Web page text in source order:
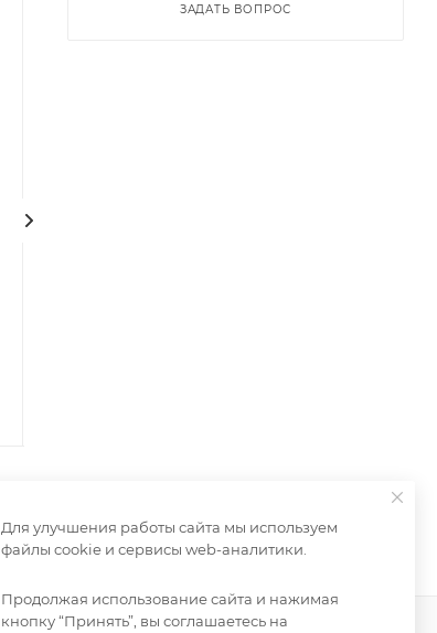
ЗАДАТЬ ВОПРОС
Для улучшения работы сайта мы используем
файлы cookie и сервисы web-аналитики.
Продолжая использование сайта и нажимая
кнопку “Принять”, вы соглашаетесь на